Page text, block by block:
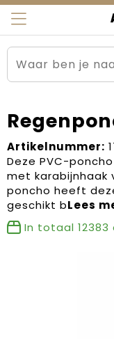
Sportkleding
Werkkleding
Kleding en
Tassen
Beurs en
Carnaval
Dag van de
Kerstartikelen
Arnauld
Ons team
Contact
Blogs
Artikelnummer:
Deze PVC-
met karabijnhaak
poncho heeft
geschikt b
In totaal 12383